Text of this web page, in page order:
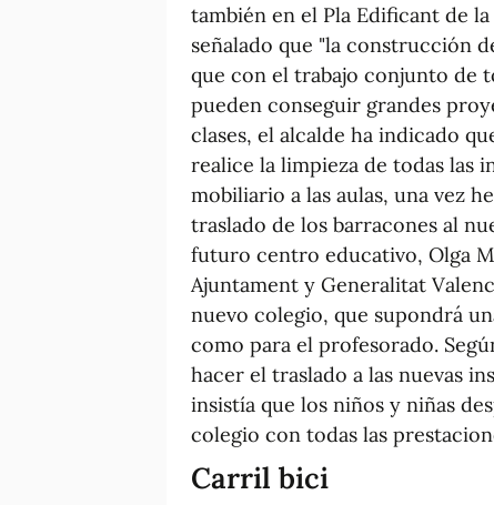
también en el Pla Edificant de
señalado que "la construcción
que con el trabajo conjunto de
pueden conseguir grandes
clases, el alcalde ha indicado
realice la limpieza de todas las
mobiliario a las aulas, una vez
traslado de los barracones al
futuro centro educativo, Olga
Ajuntament y Generalitat
nuevo colegio, que supondrá
como para el profesorado.
hacer el traslado a las nuevas
insistía que los niños y niñas
colegio con todas las
Carril bici